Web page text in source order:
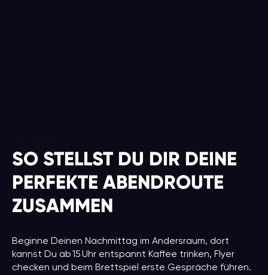
SO STELLST DU DIR DEINE
PERFEKTE ABENDROUTE
ZUSAMMEN
Beginne Deinen Nachmittag im Andersraum, dort
kannst Du ab 15 Uhr entspannt Kaffee trinken, Flyer
checken und beim Brettspiel erste Gespräche führen.